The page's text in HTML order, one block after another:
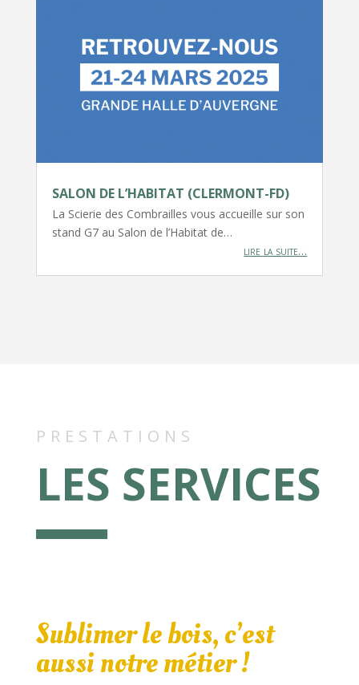
SALON DE L’HABITAT (CLERMONT-FD)
La Scierie des Combrailles vous accueille sur son
stand G7 au Salon de l’Habitat de…
lire la suite…
PRESTATIONS
LES SERVICES
Sublimer le bois, c’est
aussi notre métier !